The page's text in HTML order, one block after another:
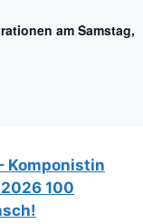
am Samstag,
Komponistin
100